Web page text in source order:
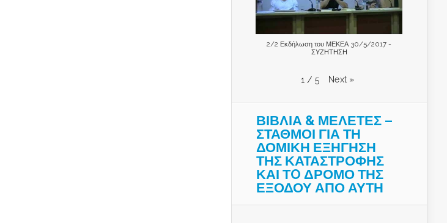
2/2 Εκδήλωση του ΜΕΚΕΑ 30/5/2017 -
ΣΥΖΗΤΗΣΗ
1 / 5 Next »
ΒΙΒΛΙΑ & ΜΕΛΕΤΕΣ –
ΣΤΑΘΜΟΙ ΓΙΑ ΤΗ
ΔΟΜΙΚΗ ΕΞΗΓΗΣΗ
ΤΗΣ ΚΑΤΑΣΤΡΟΦΗΣ
ΚΑΙ ΤO ΔΡΟΜΟ ΤΗΣ
ΕΞΟΔΟΥ ΑΠΟ ΑΥΤΗ